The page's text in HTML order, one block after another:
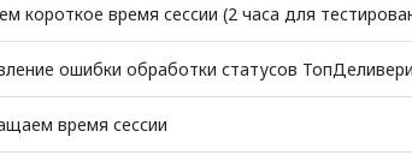
короткое время сессии (2 часа для
ошибки обработки статусов ТопДеливери
время сессии